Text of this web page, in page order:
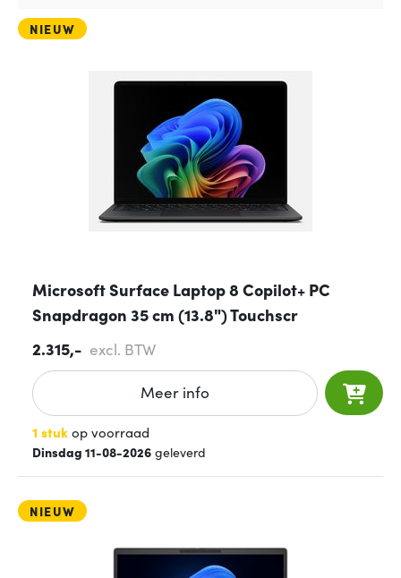
NIEUW
Microsoft Surface Laptop 8 Copilot+ PC
Snapdragon 35 cm (13.8") Touchscr
2.315,- excl. BTW
Meer info
1 stukop voorraad
Dinsdag 11-08-2026 geleverd
NIEUW